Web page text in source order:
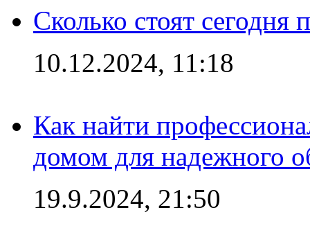
Сколько стоят сегодня
10.12.2024, 11:18
Как найти
домом для надежного
19.9.2024, 21:50